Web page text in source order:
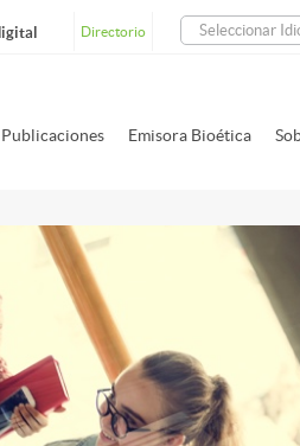
Directorio
Publicaciones Emisora Bioética